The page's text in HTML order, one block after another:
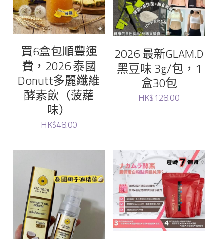
sliswiss
買6盒包順豐運
費，2026 泰國
Donutt多麗纖維
酵素飲（菠蘿
味）
HK$48.00
2026 最新GLAM.D
黑豆味 3g/包，1
盒30包
HK$128.00